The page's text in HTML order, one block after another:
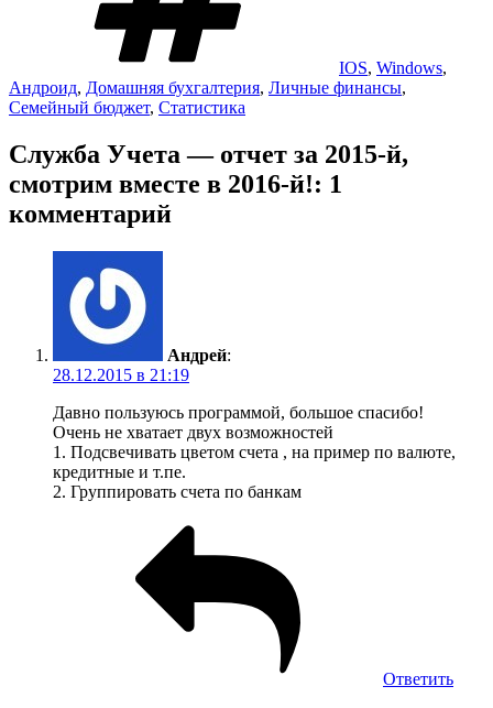
IOS, Windows,
Андроид, Домашняя бухгалтерия, Личные финансы,
Семейный бюджет, Статистика
Служба Учета — отчет за 2015-й,
смотрим вместе в 2016-й!: 1
комментарий
Андрей:
28.12.2015 в 21:19
Давно пользуюсь программой, большое спасибо!
Очень не хватает двух возможностей
1. Подсвечивать цветом счета , на пример по валюте,
кредитные и т.пе.
2. Группировать счета по банкам
Ответить